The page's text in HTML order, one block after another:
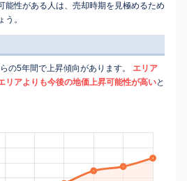
能性がある人は、売却時期を見極めるため
。
の5年間で上昇傾向があります。
エリア
リアよりも今後の地価上昇可能性が高いと